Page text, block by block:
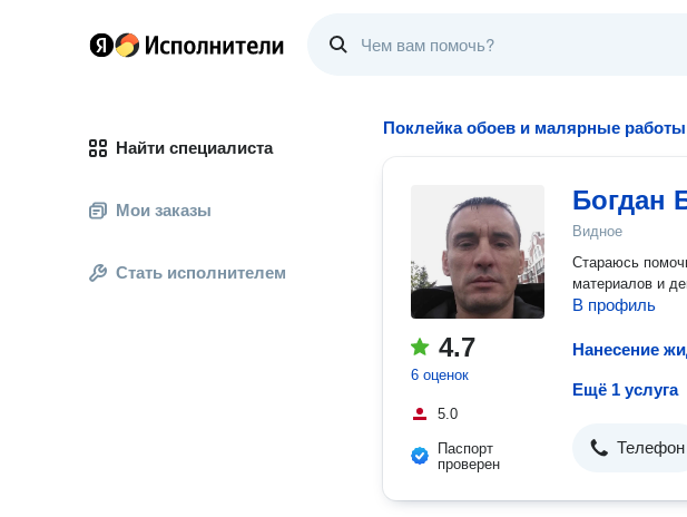
Найти специалиста
Мои заказы
Стать исполнителем
Поклейка обоев и малярные работы
4.7
6 оценок
5.0
Паспорт
проверен
Богдан
Видное
Стараюсь
материалов и
В профиль
Нанесение
Ещё 1 услуга
Телефон